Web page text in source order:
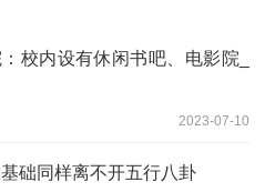
校内设有休闲书吧、电影院_
2023-07-10
础同样离不开五行八卦